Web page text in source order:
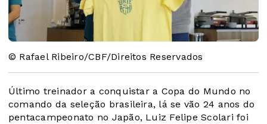
© Rafael Ribeiro/CBF/Direitos Reservados
Último treinador a conquistar a Copa do Mundo no
comando da seleção brasileira, lá se vão 24 anos do
pentacampeonato no Japão, Luiz Felipe Scolari foi